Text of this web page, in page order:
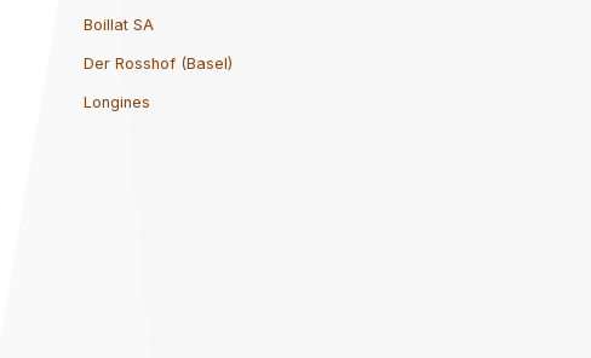
Boillat SA
Der Rosshof (Basel)
Longines